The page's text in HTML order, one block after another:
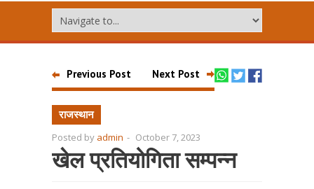
Previous Post Next Post
राजस्थान
Posted by admin - October 7, 2023
खेल प्रतियोगिता सम्पन्न